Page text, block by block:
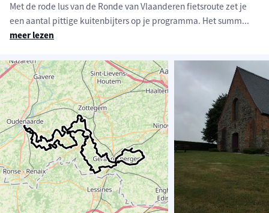
Met de rode lus van de Ronde van Vlaanderen fietsroute zet je
een aantal pittige kuitenbijters op je programma. Het summ...
meer lezen